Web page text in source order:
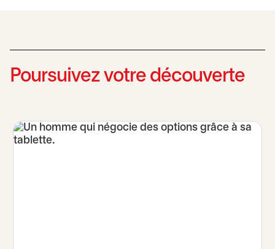
Poursuivez votre découverte